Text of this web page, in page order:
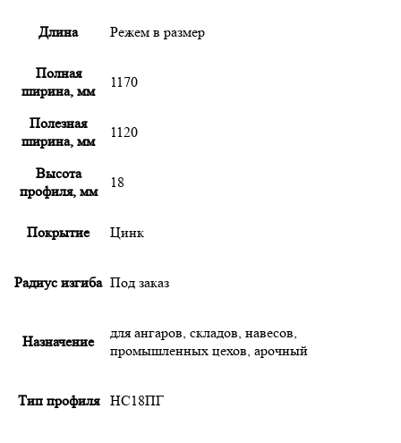
Длина Режем в размер
Полная
ширина, мм
1170
Полезная
ширина, мм
1120
Высота
профиля, мм
18
Покрытие Цинк
Радиус изгиба Под заказ
Назначение
для ангаров, складов, навесов,
промышленных цехов, арочный
Тип профиля НС18ПГ